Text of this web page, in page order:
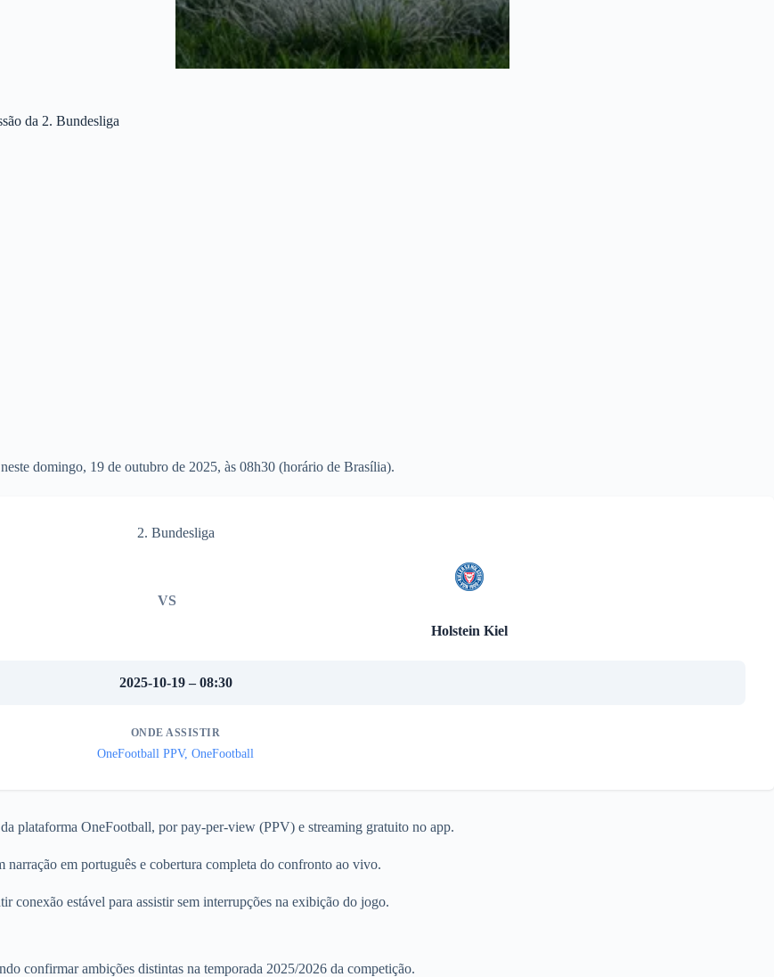
da 2. Bundesliga
domingo, 19 de outubro de 2025, às 08h30 (horário de Brasília).
2. Bundesliga
VS
Holstein Kiel
2025-10-19 – 08:30
ONDE ASSISTIR
OneFootball PPV, OneFootball
plataforma OneFootball, por pay-per-view (PPV) e streaming gratuito no app.
em português e cobertura completa do confronto ao vivo.
conexão estável para assistir sem interrupções na exibição do jogo.
confirmar ambições distintas na temporada 2025/2026 da competição.